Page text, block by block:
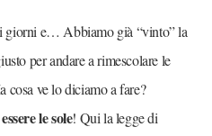
giorni e… Abbiamo già “vinto” la
per andare a rimescolare le
cosa ve lo diciamo a fare?
le sole! Qui la legge di